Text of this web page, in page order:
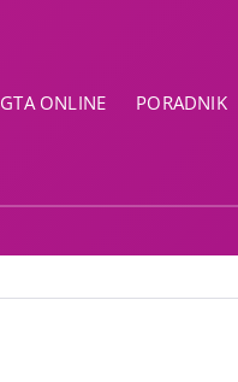
GTA ONLINE PORADNIK